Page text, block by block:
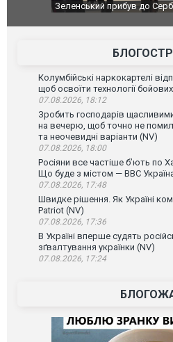
Зеленський прибув до
Колумбійські наркокартелі
щоб освоїти технології
07.08.2026, 18:12
Зробить господарів
на вечерю, щоб точно не
та неочевидні варіанти (NV)
07.08.2026, 18:00
Росіяни все частіше бʼють по
Що буде з містом — ВВС
07.08.2026, 17:48
Швидке рішення. Як Україні
Patriot (NV)
07.08.2026, 17:36
В Україні вперше судять
зґвалтування українки (NV)
07.08.2026, 17:24